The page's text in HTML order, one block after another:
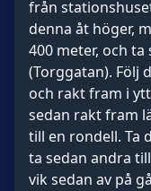
från
denna åt höger,
400 meter, och
(Torggatan). Följ
och rakt fram i
sedan rakt fram
till en rondell. Ta
ta sedan andra
vik sedan av på